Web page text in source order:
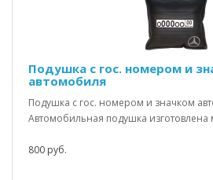
Подушка с гос. номером и
автомобиля
Подушка с гос. номером и значком
Автомобильная подушка
800 руб.